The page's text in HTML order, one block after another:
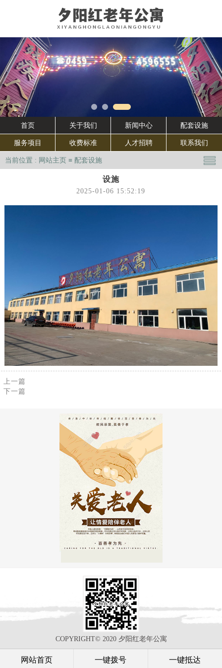
首页 关于我们 新闻中心 配套设施
服务项目 收费标准 人才招聘 联系我们
当前位置 : 网站主页 ≡ 配套设施
设施
2025-01-06 15:52:19
上一篇
下一篇
COPYRIGHT© 2020 夕阳红老年公寓
网站首页 一键拨号 一键抵达